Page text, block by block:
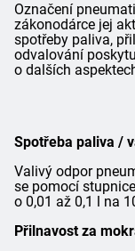
Označení
zákonodárce jej
spotřeby paliva,
odvalování
o dalších
Spotřeba paliva /
Valivý odpor
se pomocí
o 0,01 až 0,1 l na
Přilnavost za